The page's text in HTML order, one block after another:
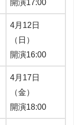
開演17:00
4月12日
（日）
開演16:00
4月17日
（金）
開演18:00